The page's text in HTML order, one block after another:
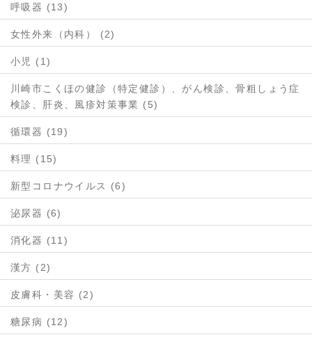
呼吸器 (13)
女性外来（内科） (2)
小児 (1)
川崎市こくほの健診（特定健診）、がん検診、骨粗しょう症
検診、肝炎、風疹対策事業 (5)
循環器 (19)
料理 (15)
新型コロナウイルス (6)
泌尿器 (6)
消化器 (11)
漢方 (2)
皮膚科・美容 (2)
糖尿病 (12)